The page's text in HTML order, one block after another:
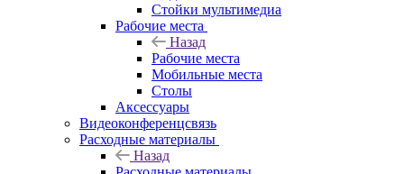
Стойки мультимедиа
Рабочие места
Назад
Рабочие места
Мобильные места
Столы
Аксессуары
Видеоконференцсвязь
Расходные материалы
Назад